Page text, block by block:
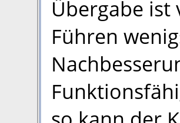
Übergabe
Führen